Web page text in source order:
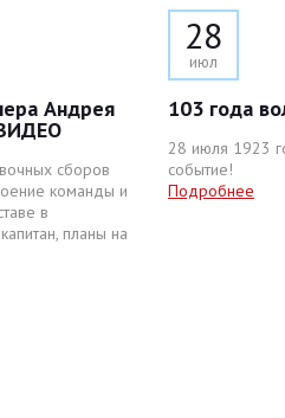
Андрея
сборов
команды и
в
планы на
28
июл
103 года
28 июля 1923
событие!
Подробнее